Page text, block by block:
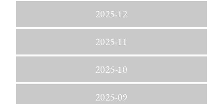
2025-12
2025-11
2025-10
2025-09